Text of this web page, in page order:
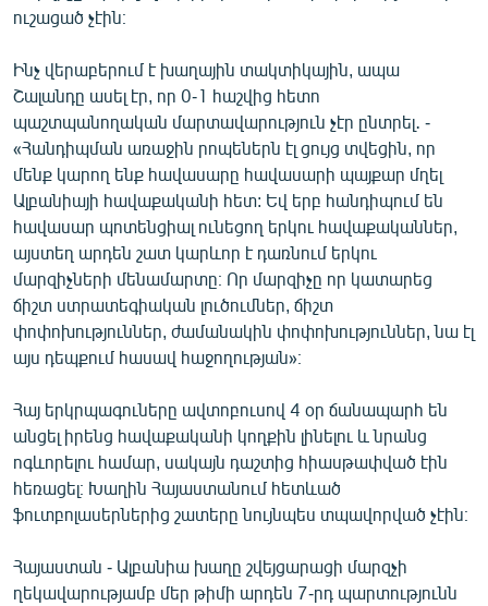
ուշացած չէին։
Ինչ վերաբերում է խաղային տակտիկային, ապա
Շալանդը ասել էր, որ 0-1 հաշվից հետո
պաշտպանողական մարտավարություն չէր ընտրել․ -
«Հանդիպման առաջին րոպեներն էլ ցույց տվեցին, որ
մենք կարող ենք հավասարը հավասարի պայքար մղել
Ալբանիայի հավաքականի հետ: Եվ երբ հանդիպում են
հավասար պոտենցիալ ունեցող երկու հավաքականներ,
այստեղ արդեն շատ կարևոր է դառնում երկու
մարզիչների մենամարտը։ Որ մարզիչը որ կատարեց
ճիշտ ստրատեգիական լուծումներ, ճիշտ
փոփոխություններ, ժամանակին փոփոխություններ, նա էլ
այս դեպքում հասավ հաջողության»։
Հայ երկրպագուները ավտոբուսով 4 օր ճանապարհ են
անցել իրենց հավաքականի կողքին լինելու և նրանց
ոգևորելու համար, սակայն դաշտից հիասթափված էին
հեռացել։ Խաղին Հայաստանում հետևած
ֆուտբոլասերներից շատերը նույնպես տպավորված չէին։
Հայաստան - Ալբանիա խաղը շվեյցարացի մարզչի
ղեկավարությամբ մեր թիմի արդեն 7-րդ պարտությունն